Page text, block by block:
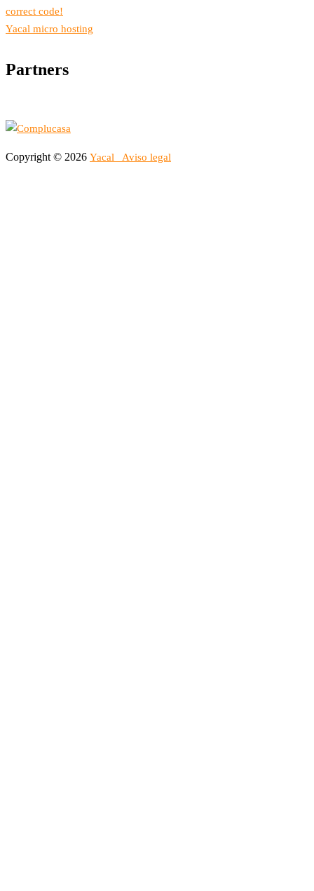
correct code!
Yacal micro hosting
Partners
Copyright © 2026 Yacal Aviso legal